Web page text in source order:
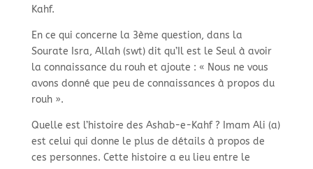
Kahf.
En ce qui concerne la 3ème question, dans la
Sourate Isra, Allah (swt) dit qu’Il est le Seul à avoir
la connaissance du rouh et ajoute : « Nous ne vous
avons donné que peu de connaissances à propos du
rouh ».
Quelle est l’histoire des Ashab-e-Kahf ? Imam Ali (a)
est celui qui donne le plus de détails à propos de
ces personnes. Cette histoire a eu lieu entre le